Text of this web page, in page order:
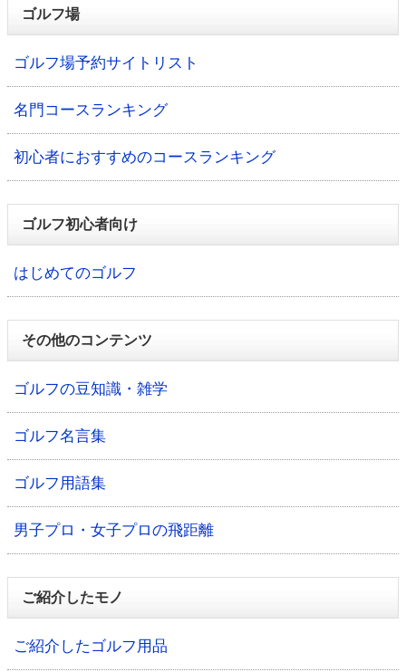
ゴルフ場
ゴルフ場予約サイトリスト
名門コースランキング
初心者におすすめのコースランキング
ゴルフ初心者向け
はじめてのゴルフ
その他のコンテンツ
ゴルフの豆知識・雑学
ゴルフ名言集
ゴルフ用語集
男子プロ・女子プロの飛距離
ご紹介したモノ
ご紹介したゴルフ用品